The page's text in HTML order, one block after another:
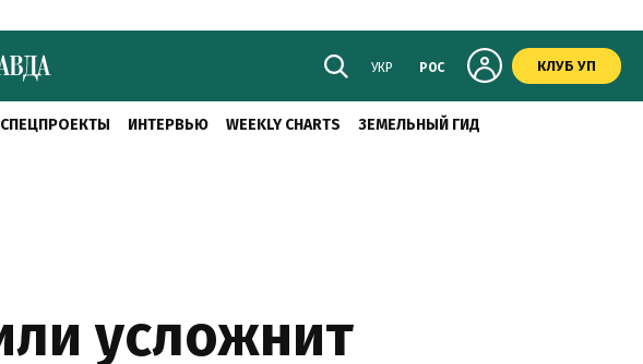
УКР РОС КЛУБ УП
СПЕЦПРОЕКТЫ ИНТЕРВЬЮ WEEKLY CHARTS ЗЕМЕЛЬНЫЙ ГИД
усложнит